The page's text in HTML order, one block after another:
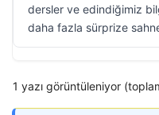
dersler ve edindiğimiz
daha fazla sürprize
1 yazı görüntüleniyor